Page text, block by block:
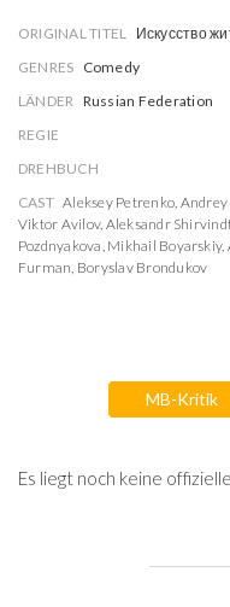
ORIGINAL TITEL Искусство
GENRES Comedy
LÄNDER Russian Federation
REGIE
DREHBUCH
CAST Aleksey Petrenko, Andrey
Viktor Avilov, Aleksandr
Pozdnyakova, Mikhail Boyarskiy,
Furman, Boryslav Brondukov
MB-Kritik
Es liegt noch keine